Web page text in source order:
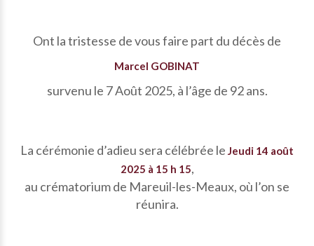
Ont la tristesse de vous faire part du décès de
Marcel GOBINAT
survenu le 7 Août 2025, à l’âge de 92 ans.
La cérémonie d’adieu sera célébrée le Jeudi 14 août
2025 à 15 h 15,
au crématorium de Mareuil-les-Meaux, où l’on se
réunira.